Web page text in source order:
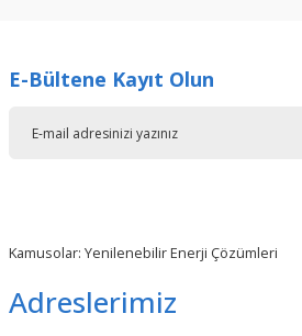
Ürün resmi kalitesiz, bozuk veya
E-Bültene Kayıt Olun
Kamusolar: Yenilenebilir Enerji Çözümleri
Adreslerimiz